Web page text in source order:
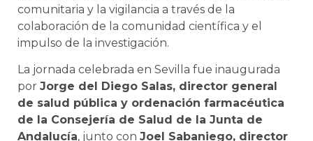
comunitaria y la vigilancia a través de la
colaboración de la comunidad científica y el
impulso de la investigación.
La jornada celebrada en Sevilla fue inaugurada
por Jorge del Diego Salas, director general
de salud pública y ordenación farmacéutica
de la Consejería de Salud de la Junta de
Andalucía, junto con Joel Sabaniego, director